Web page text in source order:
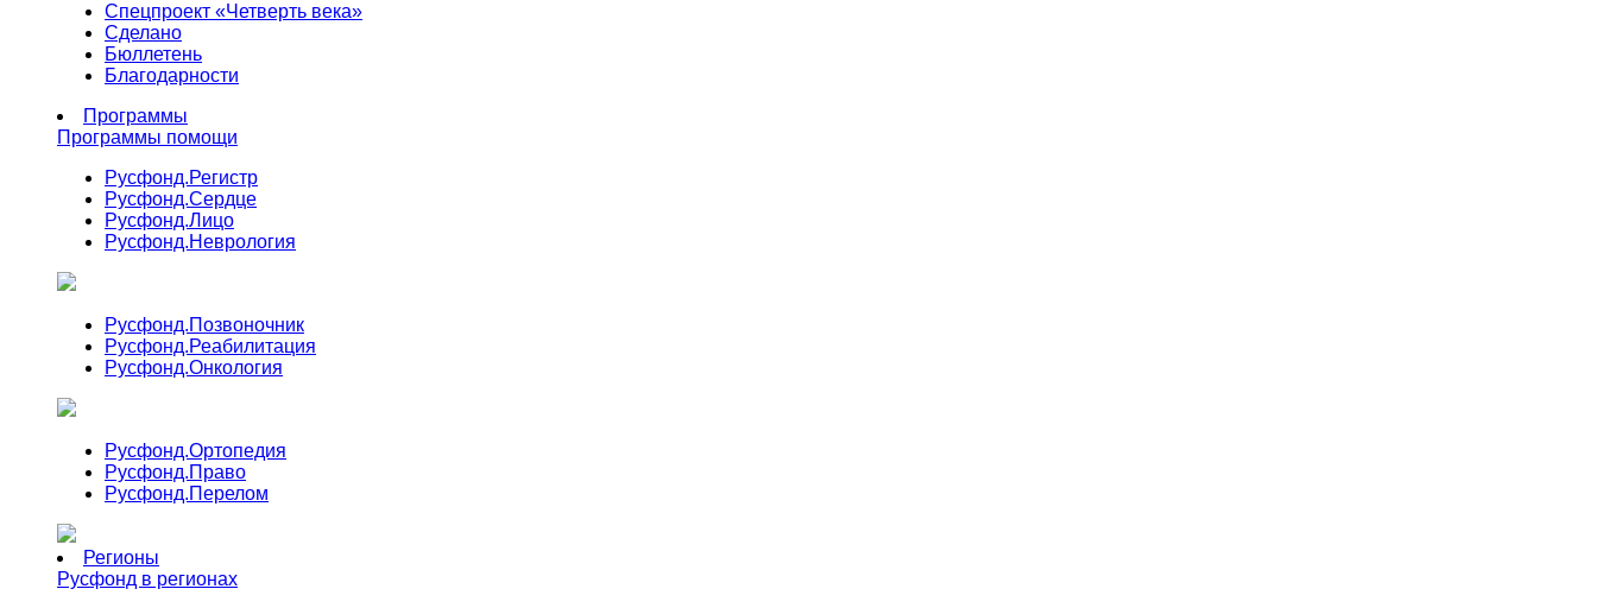
Спецпроект «Четверть века»
Сделано
Бюллетень
Благодарности
Программы
Программы помощи
Русфонд.Регистр
Русфонд.Сердце
Русфонд.Лицо
Русфонд.Неврология
Русфонд.Позвоночник
Русфонд.Реабилитация
Русфонд.Онкология
Русфонд.Ортопедия
Русфонд.Право
Русфонд.Перелом
Регионы
Русфонд в регионах